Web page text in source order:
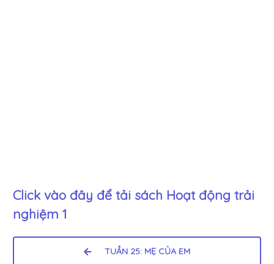
Click vào đây để tải sách Hoạt động trải
nghiệm 1
TUẦN 25: MẸ CỦA EM